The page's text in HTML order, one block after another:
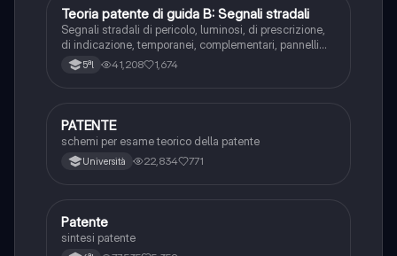
Ed. civ.
Teoria patente di guida B: Segnali stradali
Segnali stradali di pericolo, luminosi, di prescrizione,
di indicazione, temporanei, complementari, pannelli
integrativi, segnaletica orizzontale, segnalazioni
agenti del traffico, distanza di visibilità per l‘arresto,
5ªl 41,208 1,674
Altro
PATENTE
schemi per esame teorico della patente
Università 22,834 771
Altro
Patente
sintesi patente